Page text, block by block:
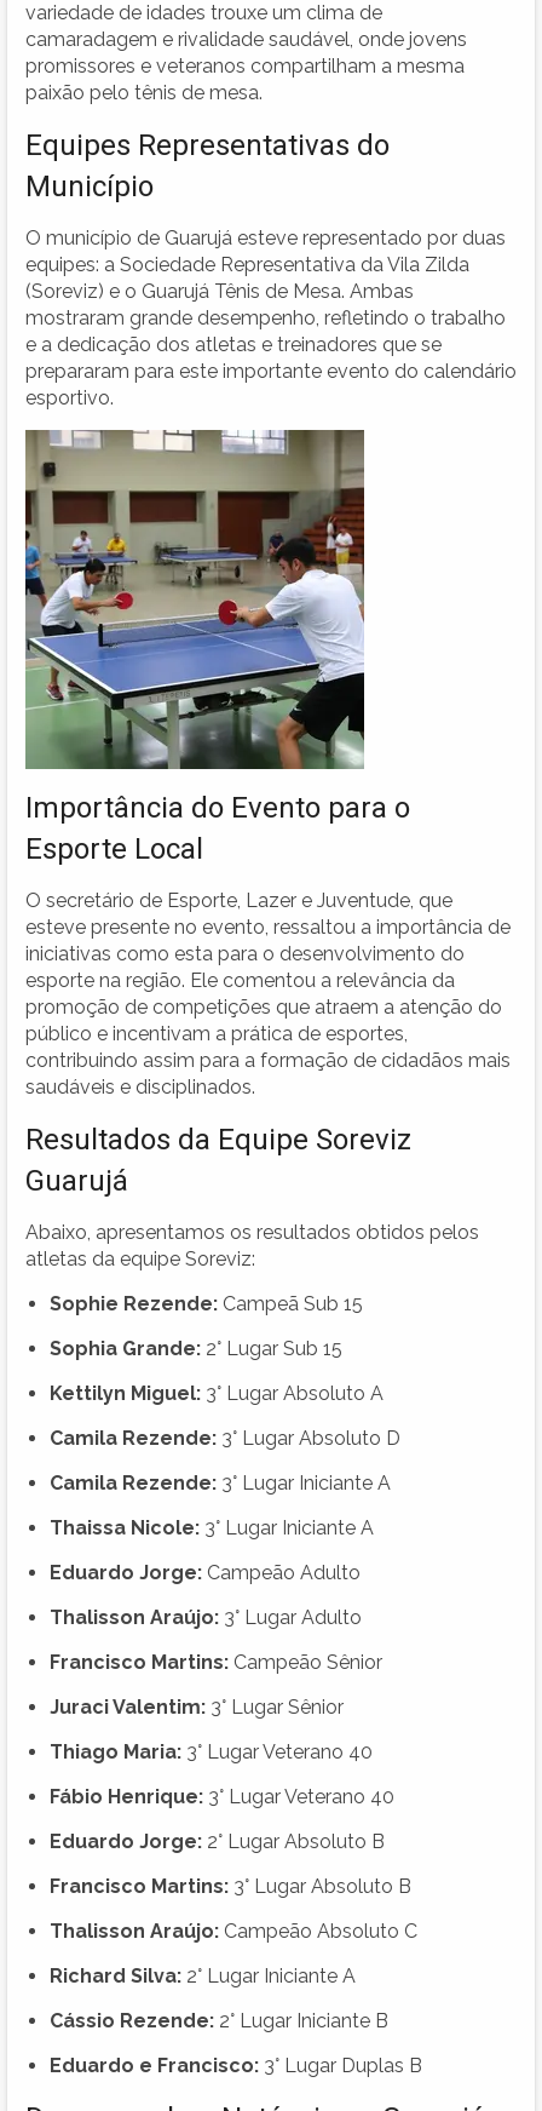
variedade de idades trouxe um clima de
camaradagem e rivalidade saudável, onde jovens
promissores e veteranos compartilham a mesma
paixão pelo tênis de mesa.
Equipes Representativas do
Município
O município de Guarujá esteve representado por duas
equipes: a Sociedade Representativa da Vila Zilda
(Soreviz) e o Guarujá Tênis de Mesa. Ambas
mostraram grande desempenho, refletindo o trabalho
e a dedicação dos atletas e treinadores que se
prepararam para este importante evento do calendário
esportivo.
Importância do Evento para o
Esporte Local
O secretário de Esporte, Lazer e Juventude, que
esteve presente no evento, ressaltou a importância de
iniciativas como esta para o desenvolvimento do
esporte na região. Ele comentou a relevância da
promoção de competições que atraem a atenção do
público e incentivam a prática de esportes,
contribuindo assim para a formação de cidadãos mais
saudáveis e disciplinados.
Resultados da Equipe Soreviz
Guarujá
Abaixo, apresentamos os resultados obtidos pelos
atletas da equipe Soreviz:
Sophie Rezende: Campeã Sub 15
Sophia Grande: 2° Lugar Sub 15
Kettilyn Miguel: 3° Lugar Absoluto A
Camila Rezende: 3° Lugar Absoluto D
Camila Rezende: 3° Lugar Iniciante A
Thaissa Nicole: 3° Lugar Iniciante A
Eduardo Jorge: Campeão Adulto
Thalisson Araújo: 3° Lugar Adulto
Francisco Martins: Campeão Sênior
Juraci Valentim: 3° Lugar Sênior
Thiago Maria: 3° Lugar Veterano 40
Fábio Henrique: 3° Lugar Veterano 40
Eduardo Jorge: 2° Lugar Absoluto B
Francisco Martins: 3° Lugar Absoluto B
Thalisson Araújo: Campeão Absoluto C
Richard Silva: 2° Lugar Iniciante A
Cássio Rezende: 2° Lugar Iniciante B
Eduardo e Francisco: 3° Lugar Duplas B